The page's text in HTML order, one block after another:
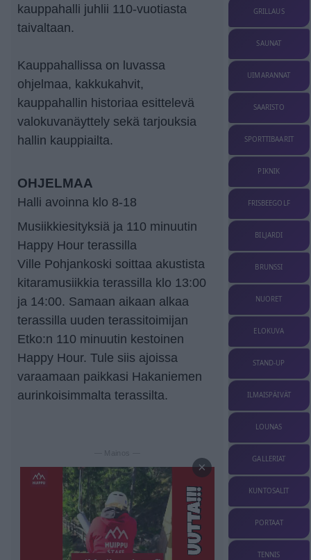
kauppahalli juhlii 110-vuotiasta
taivaltaan.
Kauppahallissa on luvassa
ohjelmaa, kakkukahvit,
kauppahallin historiaa esittelevä
valokuvanäyttely sekä tarjouksia
hallin kauppiailta.
OHJELMAA
Halli avoinna klo 8-18
Musiikkiesityksiä ja 110 minuutin
Happy Hour terassilla
Ville Pohjankoski soittaa akustista
kitaramusiikkia terassilla klo 13:00
ja 14:00. Samaan aikaan alkaa
terassilla uuden terassitoimijan
Etko:n 110 minuutin kestoinen
Happy Hour. Tule siis ajoissa
varaamaan paikkasi Hakaniemen
aurinkoisimmalta terassilta.
— Mainos —
×
GRILLAUS
SAUNAT
UIMARANNAT
SAARISTO
SPORTTIBAARIT
PIKNIK
FRISBEEGOLF
BILJARDI
BRUNSSI
NUORET
ELOKUVA
STAND-UP
ILMAISPÄIVÄT
LOUNAS
GALLERIAT
KUNTOSALIT
PORTAAT
TENNIS